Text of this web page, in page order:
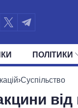
ПОЛIТИКИ
ПРЕЗИДЕНТ І ОФІС
›Суспільство